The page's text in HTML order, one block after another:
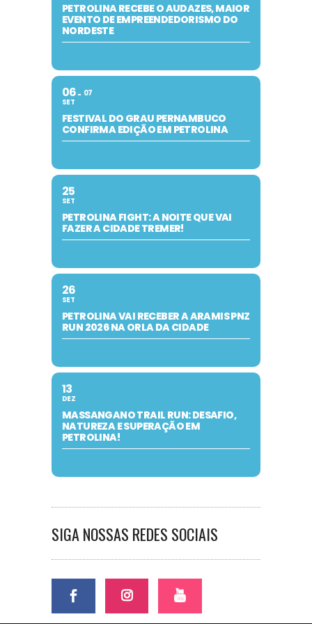
PETROLINA RECEBE O AUDAZES, MAIOR
EVENTO DE EMPREENDEDORISMO DO
NORDESTE
06
SET
07
FESTIVAL DO GRAU PERNAMBUCO
CONFIRMA EDIÇÃO EM PETROLINA
25
SET
PETROLINA FIGHT: A NOITE QUE VAI
FAZER A CIDADE TREMER!
26
SET
PETROLINA VAI RECEBER A ARAMIS PNZ
RUN 2026 NA ORLA DA CIDADE
13
DEZ
MASSANGANO TRAIL RUN: DESAFIO,
NATUREZA E SUPERAÇÃO EM
PETROLINA!
SIGA NOSSAS REDES SOCIAIS